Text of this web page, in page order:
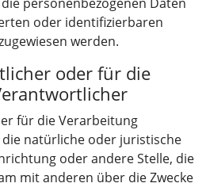
oder identifizierbaren
werden.
oder für die
für die Verarbeitung
natürliche oder juristische
oder andere Stelle, die
mit anderen über die Zwecke